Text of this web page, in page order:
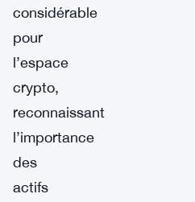
considérable
pour
l’espace
crypto,
reconnaissant
l’importance
des
actifs